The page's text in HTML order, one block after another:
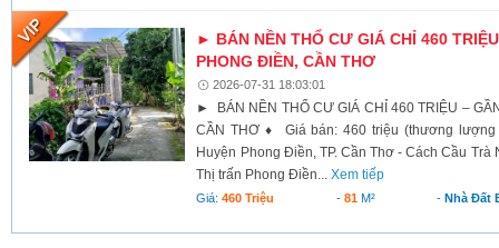
► BÁN NỀN THỔ CƯ GIÁ CHỈ 460
PHONG ĐIỀN, CẦN THƠ
2026-07-31 18:03:01
► BÁN NỀN THỔ CƯ GIÁ CHỈ 460 TRIỆU –
CẦN THƠ ♦ Giá bán: 460 triệu (thương
Huyện Phong Điền, TP. Cần Thơ - Cách Cầu Trà
Thị trấn Phong Điền...Xem tiếp
Giá:460 Triệu - 81M² - Nhà Đất